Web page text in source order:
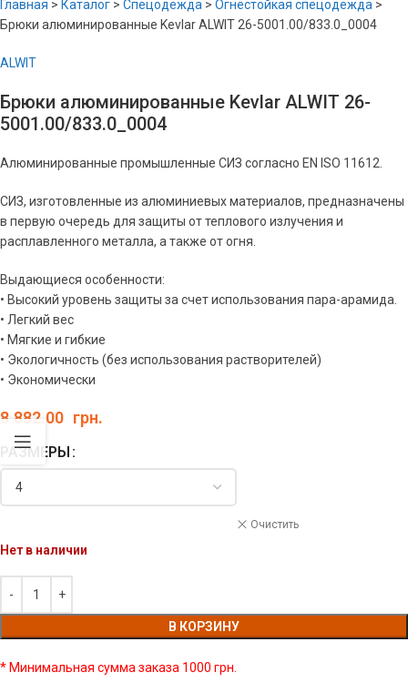
Главная > Каталог > Спецодежда > Огнестойкая спецодежда >
Брюки алюминированные Kevlar ALWIT 26-5001.00/833.0_0004
ALWIT
Брюки алюминированные Kevlar ALWIT 26-
5001.00/833.0_0004
Алюминированные промышленные СИЗ согласно EN ISO 11612.
СИЗ, изготовленные из алюминиевых материалов, предназначены
в первую очередь для защиты от теплового излучения и
расплавленного металла, а также от огня.
Выдающиеся особенности:
• Высокий уровень защиты за счет использования пара-арамида.
• Легкий вес
• Мягкие и гибкие
• Экологичность (без использования растворителей)
• Экономически
8 882.00 грн.
РАЗМЕРЫ
Очистить
Нет в наличии
В КОРЗИНУ
* Минимальная сумма заказа 1000 грн.